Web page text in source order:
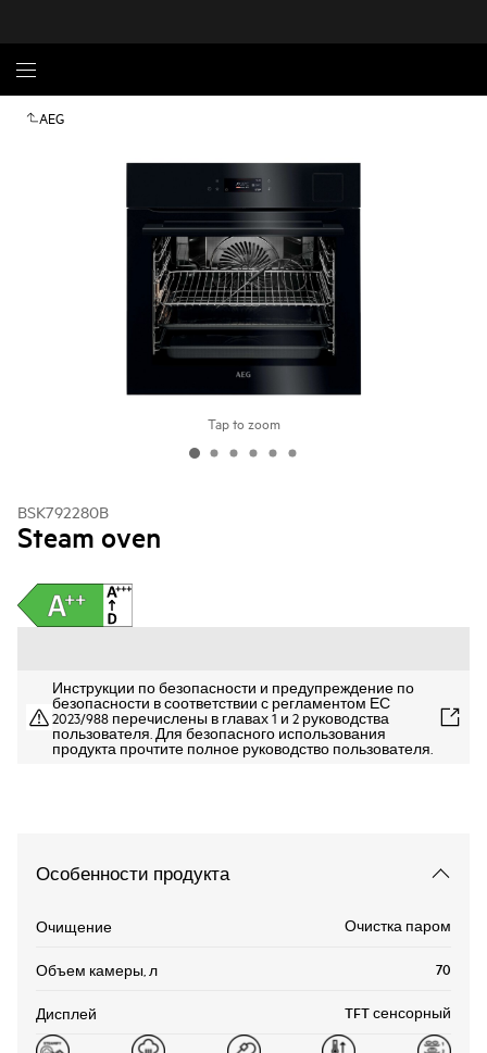
AEG
Tap to zoom
BSK792280B
Steam oven
Инструкции по безопасности и предупреждение по
безопасности в соответствии с регламентом ЕС
2023/988 перечислены в главах 1 и 2 руководства
пользователя. Для безопасного использования
продукта прочтите полное руководство пользователя.
Особенности продукта
Очищение Очистка паром
Объем камеры, л 70
Дисплей TFT сенсорный